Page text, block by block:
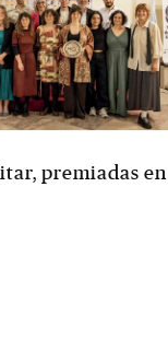
premiadas en